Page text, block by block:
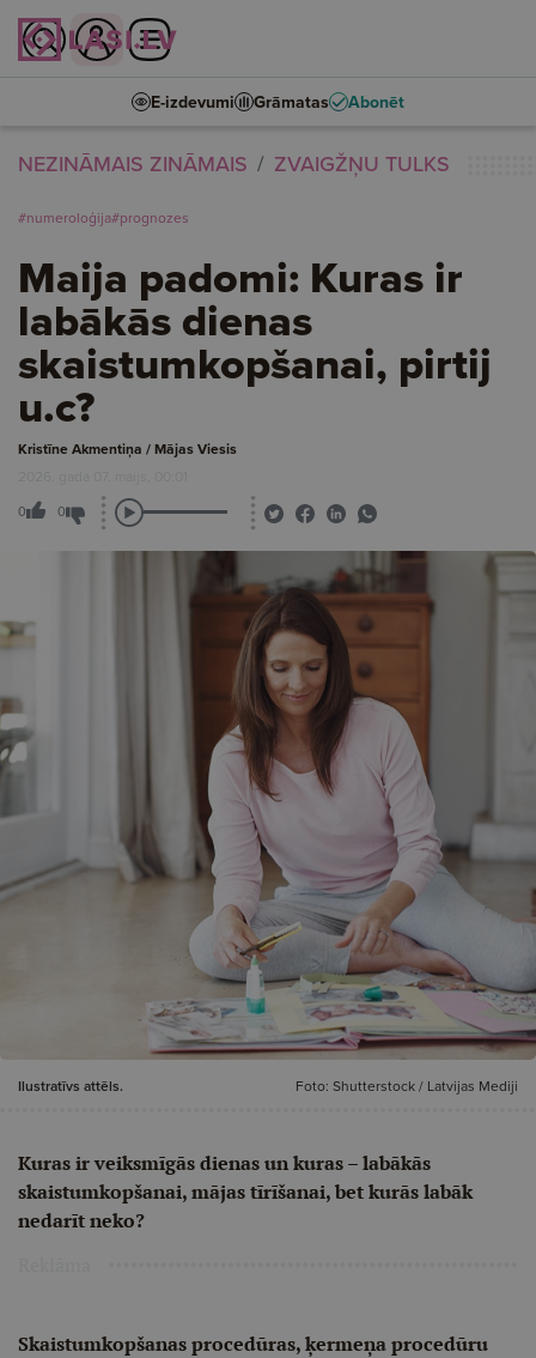
E-izdevumi Grāmatas Abonēt
NEZINĀMAIS ZINĀMAIS ZVAIGŽŅU TULKS
#numeroloģija#prognozes
Maija padomi: Kuras ir
labākās dienas
skaistumkopšanai, pirtij
u.c?
Kristīne Akmentiņa / Mājas Viesis
2026. gada 07. maijs, 00:01
0 0
Ilustratīvs attēls. Foto: Shutterstock / Latvijas Mediji
Kuras ir veiksmīgās dienas un kuras – labākās
skaistumkopšanai, mājas tīrīšanai, bet kurās labāk
nedarīt neko?
Skaistumkopšanas procedūras, ķermeņa procedūru